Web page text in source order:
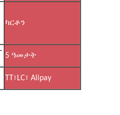
ካርቶን
5 ዓመታት
TT፣LC፣ Alipay